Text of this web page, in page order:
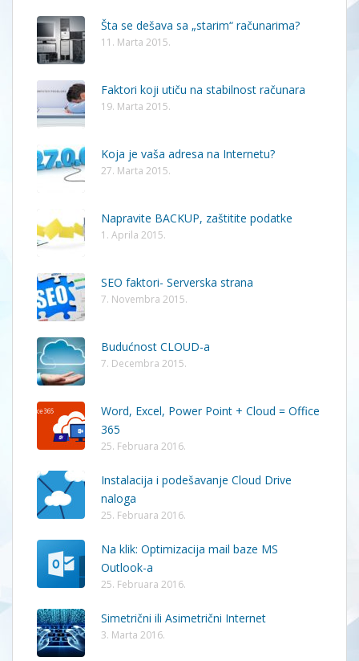
Šta se dešava sa „starim“ računarima?
11. Marta 2015.
Faktori koji utiču na stabilnost računara
19. Marta 2015.
Koja je vaša adresa na Internetu?
27. Marta 2015.
Napravite BACKUP, zaštitite podatke
1. Aprila 2015.
SEO faktori- Serverska strana
7. Novembra 2015.
Budućnost CLOUD-a
7. Decembra 2015.
Word, Excel, Power Point + Cloud = Office
365
25. Februara 2016.
Instalacija i podešavanje Cloud Drive
naloga
25. Februara 2016.
Na klik: Optimizacija mail baze MS
Outlook-a
25. Februara 2016.
Simetrični ili Asimetrični Internet
3. Marta 2016.